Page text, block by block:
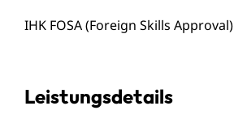
IHK FOSA (Foreign Skills Approval)
Leistungsdetails